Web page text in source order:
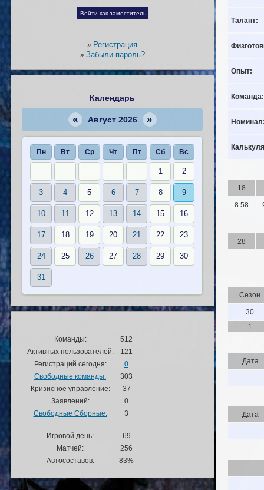
Талант:
Опыт:
Команда:
18
8.58
28
-
Сезон
30
1
Дата
Дата
» Регистрация
» Забыли пароль?
Календарь
« Август 2026 »
Пн Вт Ср Чт Пт Сб Вс
1 2
3 4 5 6 7 8 9
10 11 12 13 14 15 16
17 18 19 20 21 22 23
24 25 26 27 28 29 30
31
Команды:
512
Активных пользователей:
121
Регистраций сегодня:
0
Свободные команды:
303
Кризисное управление:
37
Заявлений:
0
Свободные Сборные:
3
Игровой день:
69
Матчей:
256
Автосоставов:
83%